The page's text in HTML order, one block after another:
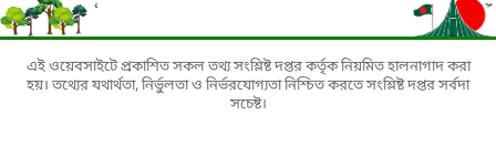
এই ওয়েবসাইটে প্রকাশিত সকল তথ্য সংশ্লিষ্ট দপ্তর কর্তৃক নিয়মিত হালনাগাদ করা
হয়। তথ্যের যথার্থতা, নির্ভুলতা ও নির্ভরযোগ্যতা নিশ্চিত করতে সংশ্লিষ্ট দপ্তর সর্বদা
সচেষ্ট।